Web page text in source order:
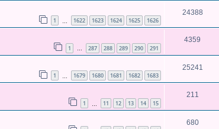
1 1622 1623 1624 1625 1626
24388
1 … 287 288 289 290 291
4359
1 1679 1680 1681 1682 1683
25241
1 11 12 13 14 15
211
680